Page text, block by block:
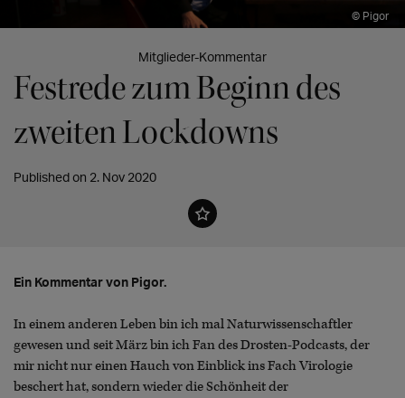
© Pigor
Mitglieder-Kommentar
Festrede zum Beginn des
zweiten Lockdowns
Published on 2. Nov 2020
Ein Kommentar von Pigor.
In einem anderen Leben bin ich mal Naturwissenschaftler
gewesen und seit März bin ich Fan des Drosten-Podcasts, der
mir nicht nur einen Hauch von Einblick ins Fach Virologie
beschert hat, sondern wieder die Schönheit der